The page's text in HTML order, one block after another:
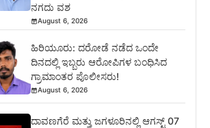
ನಗದು ವಶ
August 6, 2026
ಹಿರಿಯೂರು: ದರೋಡೆ ನಡೆದ ಒಂದೇ
ದಿನದಲ್ಲಿ ಇಬ್ಬರು ಆರೋಪಿಗಳ ಬಂಧಿಸಿದ
ಗ್ರಾಮಾಂತರ ಪೊಲೀಸರು!
August 6, 2026
ದಾವಣಗೆರೆ ಮತ್ತು ಜಗಳೂರಿನಲ್ಲಿ ಆಗಸ್ಟ್ 07